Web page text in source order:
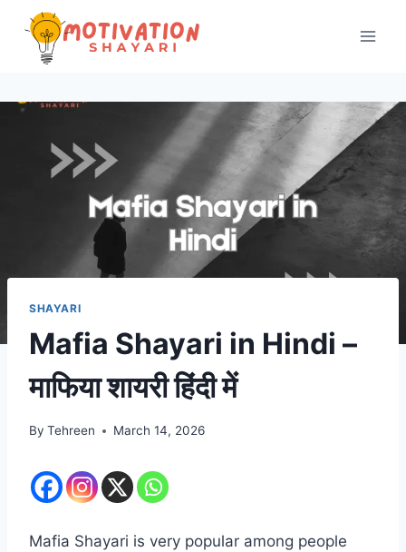
content
SHAYARI
Mafia Shayari in Hindi –
माफिया शायरी हिंदी में
By Tehreen March 14, 2026
Mafia Shayari is very popular among people